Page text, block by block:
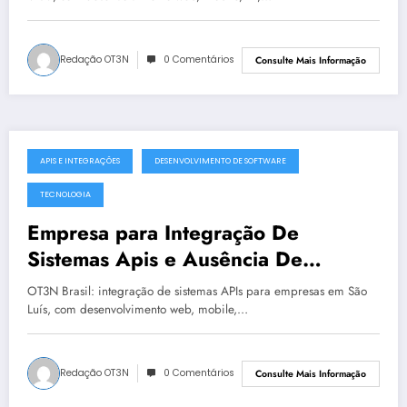
Redação OT3N 0 Comentários Consulte Mais Informação
julho 19, 2025
APIS E INTEGRAÇÕES DESENVOLVIMENTO DE SOFTWARE
TECNOLOGIA
Empresa para Integração De
Sistemas Apis e Ausência De
Governança Técnica em São Luís |
OT3N Brasil – Guia 2199
OT3N Brasil: integração de sistemas APIs para empresas em São
Luís, com desenvolvimento web, mobile,…
Redação OT3N 0 Comentários Consulte Mais Informação